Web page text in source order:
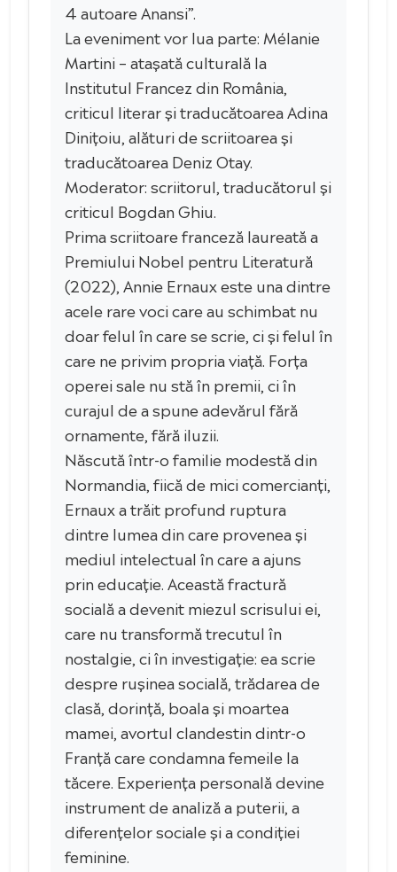
4 autoare Anansi”.
La eveniment vor lua parte: Mélanie
Martini – atașată culturală la
Institutul Francez din România,
criticul literar și traducătoarea Adina
Dinițoiu, alături de scriitoarea și
traducătoarea Deniz Otay.
Moderator: scriitorul, traducătorul și
criticul Bogdan Ghiu.
Prima scriitoare franceză laureată a
Premiului Nobel pentru Literatură
(2022), Annie Ernaux este una dintre
acele rare voci care au schimbat nu
doar felul în care se scrie, ci și felul în
care ne privim propria viață. Forța
operei sale nu stă în premii, ci în
curajul de a spune adevărul fără
ornamente, fără iluzii.
Născută într-o familie modestă din
Normandia, fiică de mici comercianți,
Ernaux a trăit profund ruptura
dintre lumea din care provenea și
mediul intelectual în care a ajuns
prin educație. Această fractură
socială a devenit miezul scrisului ei,
care nu transformă trecutul în
nostalgie, ci în investigație: ea scrie
despre rușinea socială, trădarea de
clasă, dorință, boala și moartea
mamei, avortul clandestin dintr-o
Franță care condamna femeile la
tăcere. Experiența personală devine
instrument de analiză a puterii, a
diferențelor sociale și a condiției
feminine.